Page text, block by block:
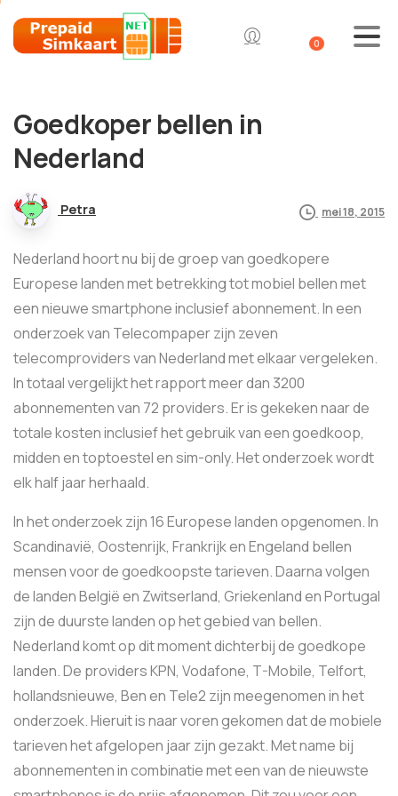
0
Goedkoper bellen in
Nederland
Petra mei 18, 2015
Nederland hoort nu bij de groep van goedkopere
Europese landen met betrekking tot mobiel bellen met
een nieuwe smartphone inclusief abonnement. In een
onderzoek van Telecompaper zijn zeven
telecomproviders van Nederland met elkaar vergeleken.
In totaal vergelijkt het rapport meer dan 3200
abonnementen van 72 providers. Er is gekeken naar de
totale kosten inclusief het gebruik van een goedkoop,
midden en toptoestel en sim-only. Het onderzoek wordt
elk half jaar herhaald.
In het onderzoek zijn 16 Europese landen opgenomen. In
Scandinavië, Oostenrijk, Frankrijk en Engeland bellen
mensen voor de goedkoopste tarieven. Daarna volgen
de landen België en Zwitserland, Griekenland en Portugal
zijn de duurste landen op het gebied van bellen.
Nederland komt op dit moment dichterbij de goedkope
landen. De providers KPN, Vodafone, T-Mobile, Telfort,
hollandsnieuwe, Ben en Tele2 zijn meegenomen in het
onderzoek. Hieruit is naar voren gekomen dat de mobiele
tarieven het afgelopen jaar zijn gezakt. Met name bij
abonnementen in combinatie met een van de nieuwste